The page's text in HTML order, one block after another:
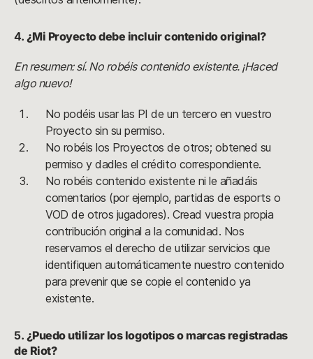
4. ¿Mi Proyecto debe incluir contenido original?
En resumen: sí. No robéis contenido existente. ¡Haced
algo nuevo!
No podéis usar las PI de un tercero en vuestro
Proyecto sin su permiso.
No robéis los Proyectos de otros; obtened su
permiso y dadles el crédito correspondiente.
No robéis contenido existente ni le añadáis
comentarios (por ejemplo, partidas de esports o
VOD de otros jugadores). Cread vuestra propia
contribución original a la comunidad. Nos
reservamos el derecho de utilizar servicios que
identifiquen automáticamente nuestro contenido
para prevenir que se copie el contenido ya
existente.
5. ¿Puedo utilizar los logotipos o marcas registradas
de Riot?